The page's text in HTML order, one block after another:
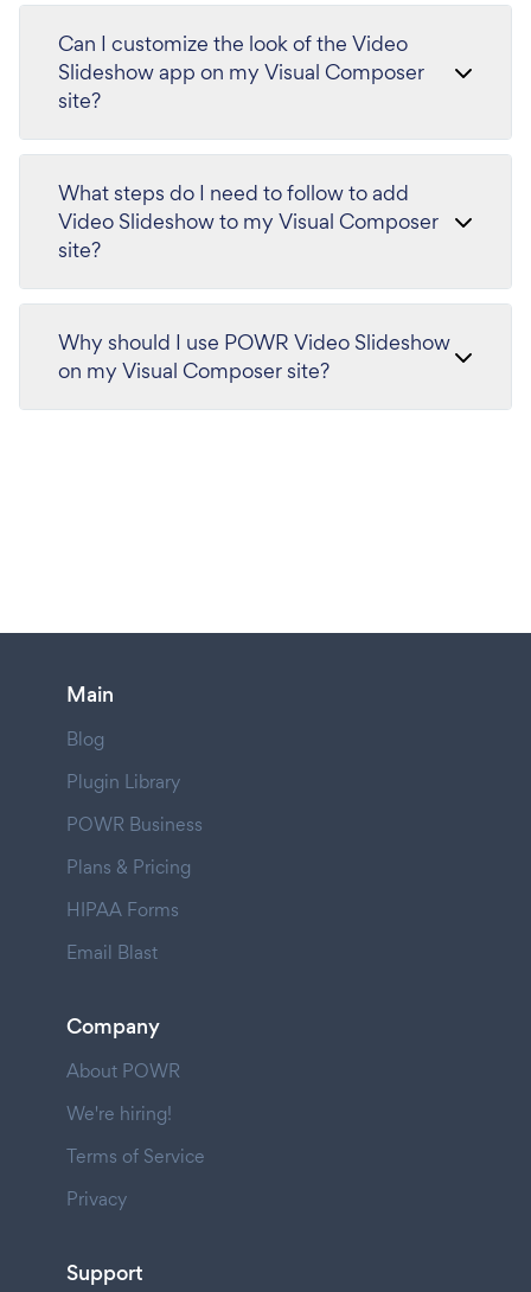
Can I customize the look of the Video
Slideshow app on my Visual Composer
site?
What steps do I need to follow to add
Video Slideshow to my Visual Composer
site?
Why should I use POWR Video Slideshow
on my Visual Composer site?
Main
Blog
Plugin Library
POWR Business
Plans & Pricing
HIPAA Forms
Email Blast
Company
About POWR
We're hiring!
Terms of Service
Privacy
Support